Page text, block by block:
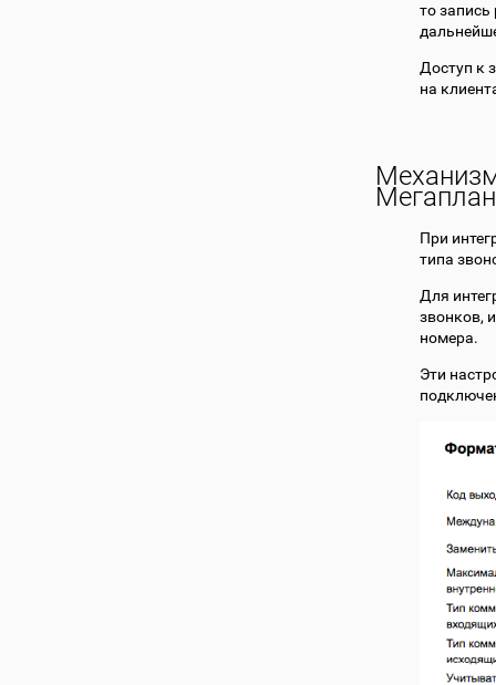
то
Доступ к
на
При
типа
Для
звонков,
номера.
Эти